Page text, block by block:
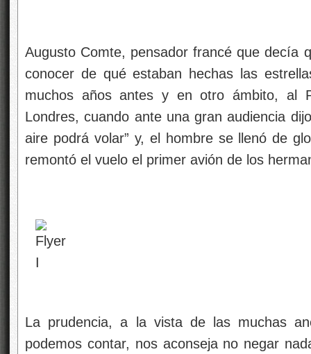
Augusto Comte, pensador francé que decía
conocer de qué estaban hechas las
muchos años antes y en otro ámbito, al
Londres, cuando ante una gran audiencia
aire podrá volar” y, el hombre se llenó de
remontó el vuelo el primer avión de los
La prudencia, a la vista de las muchas
podemos contar, nos aconseja no negar